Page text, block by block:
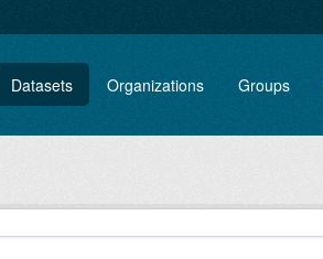
Datasets Organizations Groups